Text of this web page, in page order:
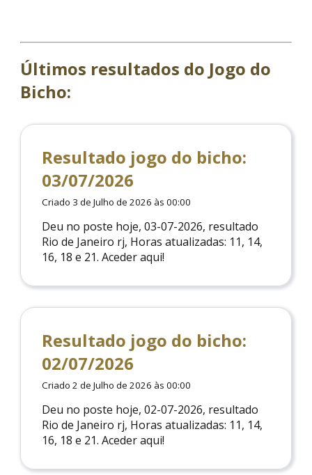
Últimos resultados do Jogo do
Bicho:
Resultado jogo do bicho:
03/07/2026
Criado 3 de Julho de 2026 às 00:00
Deu no poste hoje, 03-07-2026, resultado
Rio de Janeiro rj, Horas atualizadas: 11, 14,
16, 18 e 21. Aceder aqui!
Resultado jogo do bicho:
02/07/2026
Criado 2 de Julho de 2026 às 00:00
Deu no poste hoje, 02-07-2026, resultado
Rio de Janeiro rj, Horas atualizadas: 11, 14,
16, 18 e 21. Aceder aqui!